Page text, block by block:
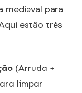
medieval para
estão três
(Arruda +
limpar